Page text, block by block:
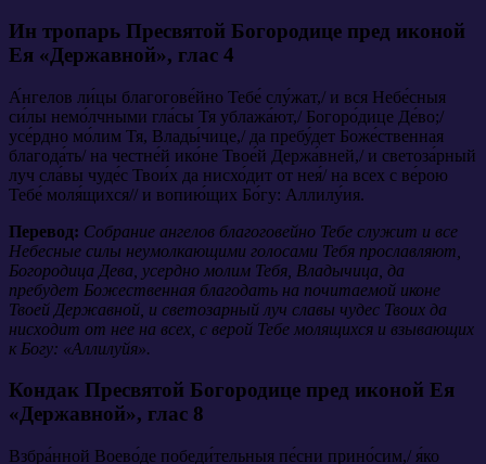
Ин тропарь Пресвятой Богородице пред иконой
Ея «Державной», глас 4
А́нгелов ли́цы благогове́йно Тебе́ слу́жат,/ и вся Небе́сныя
си́лы немо́лчными гла́сы Тя ублажа́ют,/ Богоpо́дице Де́во;/
усе́pдно мо́лим Тя, Влады́чице,/ да пpебу́дет Боже́ственная
благода́ть/ на честне́й ико́не Твое́й Деpжа́вней,/ и светоза́pный
луч сла́вы чуде́с Твои́х да нисхо́дит от нея́/ на всех с ве́pою
Тебе́ моля́щихся// и вопию́щих Бо́гу: Аллилу́ия.
Перевод: Собрание ангелов благоговейно Тебе служит и все
Небесные силы неумолкающими голосами Тебя прославляют,
Богородица Дева, усердно молим Тебя, Владычица, да
пребудет Божественная благодать на почитаемой иконе
Твоей Державной, и светозарный луч славы чудес Твоих да
нисходит от нее на всех, с верой Тебе молящихся и взывающих
к Богу: «Аллилуйя».
Кондак Пресвятой Богородице пред иконой Ея
«Державной», глас 8
Взбра́нной Воево́де победи́тельныя пе́сни прино́сим,/ я́ко